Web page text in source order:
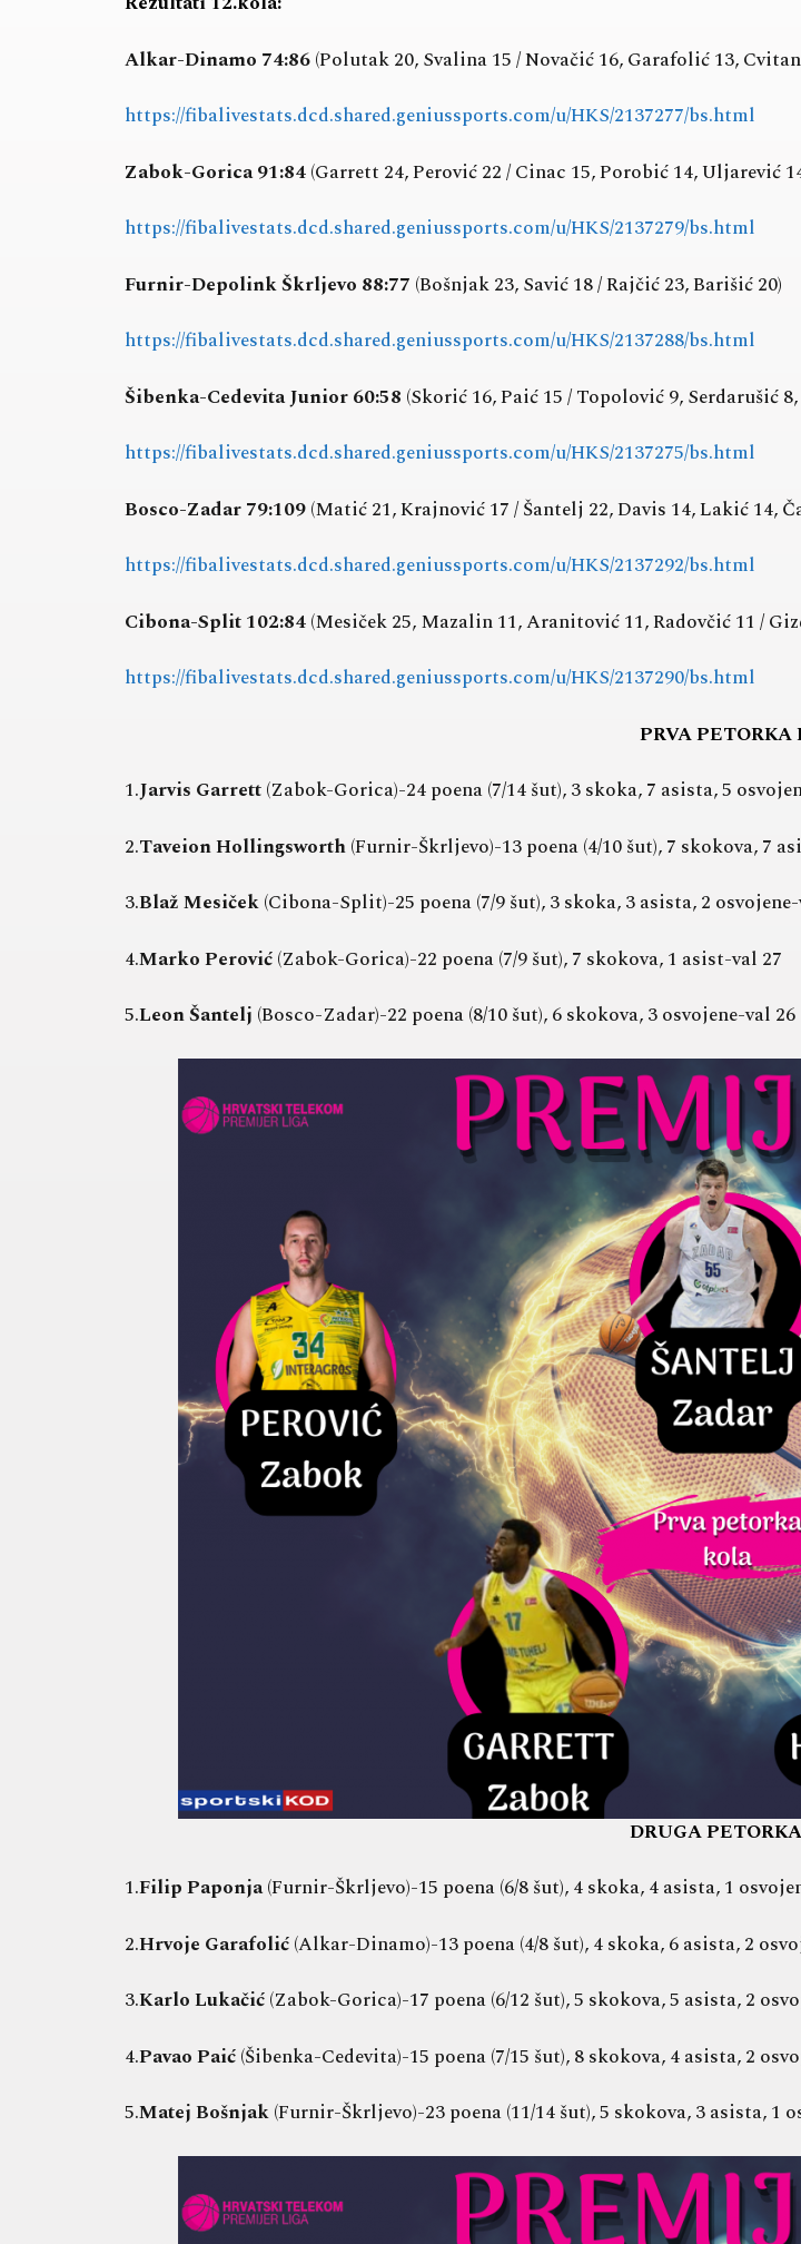
Alkar-Dinamo 74:86(Polutak 20, Svalina 15 / Novačić 16, Garafolić 13,
https://fibalivestats.dcd.shared.geniussports.com/u/HKS/2137277/bs.html
Zabok-Gorica 91:84(Garrett 24, Perović 22 / Cinac 15, Porobić 14, Uljarević
https://fibalivestats.dcd.shared.geniussports.com/u/HKS/2137279/bs.html
Furnir-Depolink Škrljevo 88:77 (Bošnjak 23, Savić 18 / Rajčić 23, Barišić 20)
https://fibalivestats.dcd.shared.geniussports.com/u/HKS/2137288/bs.html
Šibenka-Cedevita Junior 60:58 (Skorić 16, Paić 15 / Topolović 9, Serdarušić
https://fibalivestats.dcd.shared.geniussports.com/u/HKS/2137275/bs.html
Bosco-Zadar 79:109(Matić 21, Krajnović 17 / Šantelj 22, Davis 14, Lakić 14,
https://fibalivestats.dcd.shared.geniussports.com/u/HKS/2137292/bs.html
Cibona-Split 102:84(Mesiček 25, Mazalin 11, Aranitović 11, Radovčić 11 /
https://fibalivestats.dcd.shared.geniussports.com/u/HKS/2137290/bs.html
PRVA PETORKA
1.Jarvis Garrett(Zabok-Gorica)-24 poena (7/14 šut), 3 skoka, 7 asista, 5
2.Taveion Hollingsworth(Furnir-Škrljevo)-13 poena (4/10 šut), 7 skokova, 7
3.Blaž Mesiček(Cibona-Split)-25 poena (7/9 šut), 3 skoka, 3 asista, 2
4.Marko Perović(Zabok-Gorica)-22 poena (7/9 šut), 7 skokova, 1 asist-val 27
5.Leon Šantelj (Bosco-Zadar)-22 poena (8/10 šut), 6 skokova, 3 osvojene-val 26
DRUGA
1.Filip Paponja(Furnir-Škrljevo)-15 poena (6/8 šut), 4 skoka, 4 asista, 1
2.Hrvoje Garafolić(Alkar-Dinamo)-13 poena (4/8 šut), 4 skoka, 6 asista, 2
3.Karlo Lukačić(Zabok-Gorica)-17 poena (6/12 šut), 5 skokova, 5 asista, 2
4.Pavao Paić(Šibenka-Cedevita)-15 poena (7/15 šut), 8 skokova, 4 asista, 2
5.Matej Bošnjak(Furnir-Škrljevo)-23 poena (11/14 šut), 5 skokova, 3 asista, 1